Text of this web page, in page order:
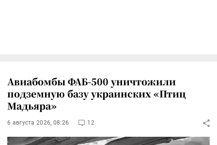
Авиабомбы ФАБ-500 уничтожили
подземную базу украинских «Птиц
Мадьяра»
6 августа 2026, 08:26 12